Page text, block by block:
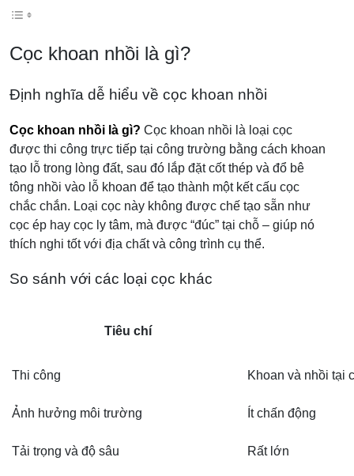
Cọc khoan nhồi là gì?
Định nghĩa dễ hiểu về cọc khoan nhồi
Cọc khoan nhồi là gì? Cọc khoan nhồi là loại cọc
được thi công trực tiếp tại công trường bằng cách khoan
tạo lỗ trong lòng đất, sau đó lắp đặt cốt thép và đổ bê
tông nhồi vào lỗ khoan để tạo thành một kết cấu cọc
chắc chắn. Loại cọc này không được chế tạo sẵn như
cọc ép hay cọc ly tâm, mà được “đúc” tại chỗ – giúp nó
thích nghi tốt với địa chất và công trình cụ thể.
So sánh với các loại cọc khác
Tiêu chí
Thi công Khoan và nhồi tại
Ảnh hưởng môi trường Ít chấn động
Tải trọng và độ sâu Rất lớn